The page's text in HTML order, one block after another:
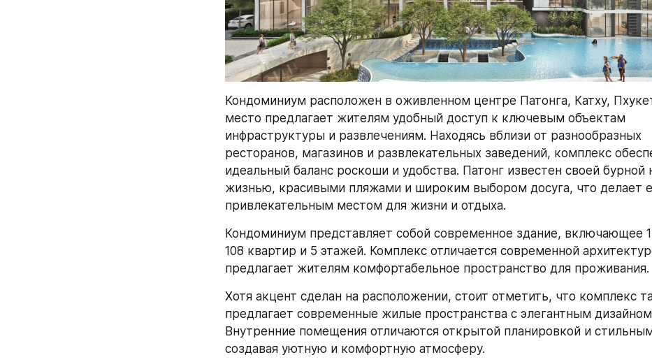
Кондоминиум расположен в оживленном центре Патонга, Катху,
место предлагает жителям удобный доступ к ключевым объектам
инфраструктуры и развлечениям. Находясь вблизи от разнообразных
ресторанов, магазинов и развлекательных заведений, комплекс
идеальный баланс роскоши и удобства. Патонг известен своей бурной
жизнью, красивыми пляжами и широким выбором досуга, что делает
привлекательным местом для жизни и отдыха.
Кондоминиум представляет собой современное здание, включающее
108 квартир и 5 этажей. Комплекс отличается современной
предлагает жителям комфортабельное пространство для проживания.
Хотя акцент сделан на расположении, стоит отметить, что комплекс
предлагает современные жилые пространства с элегантным
Внутренние помещения отличаются открытой планировкой и
создавая уютную и комфортную атмосферу.